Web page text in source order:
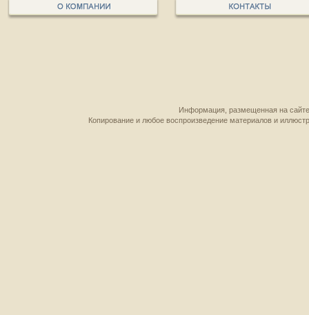
Информация, размещенная на
Копирование и любое воспроизведение материалов и